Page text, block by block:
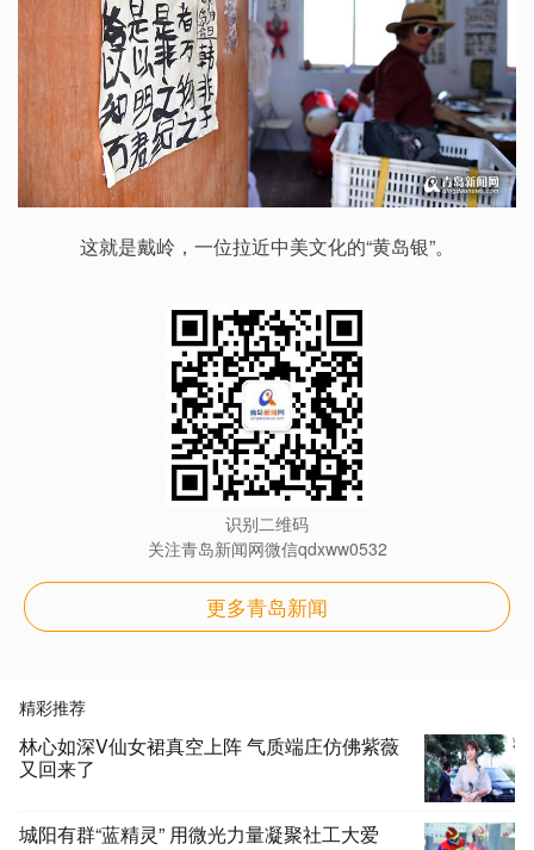
这就是戴岭，一位拉近中美文化的“黄岛银”。
识别二维码
关注青岛新闻网微信qdxww0532
更多青岛新闻
精彩推荐
林心如深V仙女裙真空上阵 气质端庄仿佛紫薇
又回来了
城阳有群“蓝精灵” 用微光力量凝聚社工大爱